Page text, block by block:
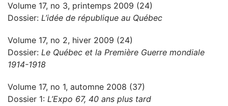
Volume 17, no 3, printemps 2009 (24)
Dossier: L’idée de république au Québec
Volume 17, no 2, hiver 2009 (24)
Dossier: Le Québec et la Première Guerre mondiale
1914-1918
Volume 17, no 1, automne 2008 (37)
Dossier 1: L’Expo 67, 40 ans plus tard